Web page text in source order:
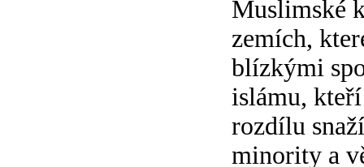
Muslimské
zemích,
blízkými
islámu,
rozdílu
minority a